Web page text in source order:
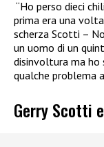
“Ho perso dieci
prima era una
scherza Scotti –
un uomo di un
disinvoltura ma ho
qualche problema
Gerry Scotti